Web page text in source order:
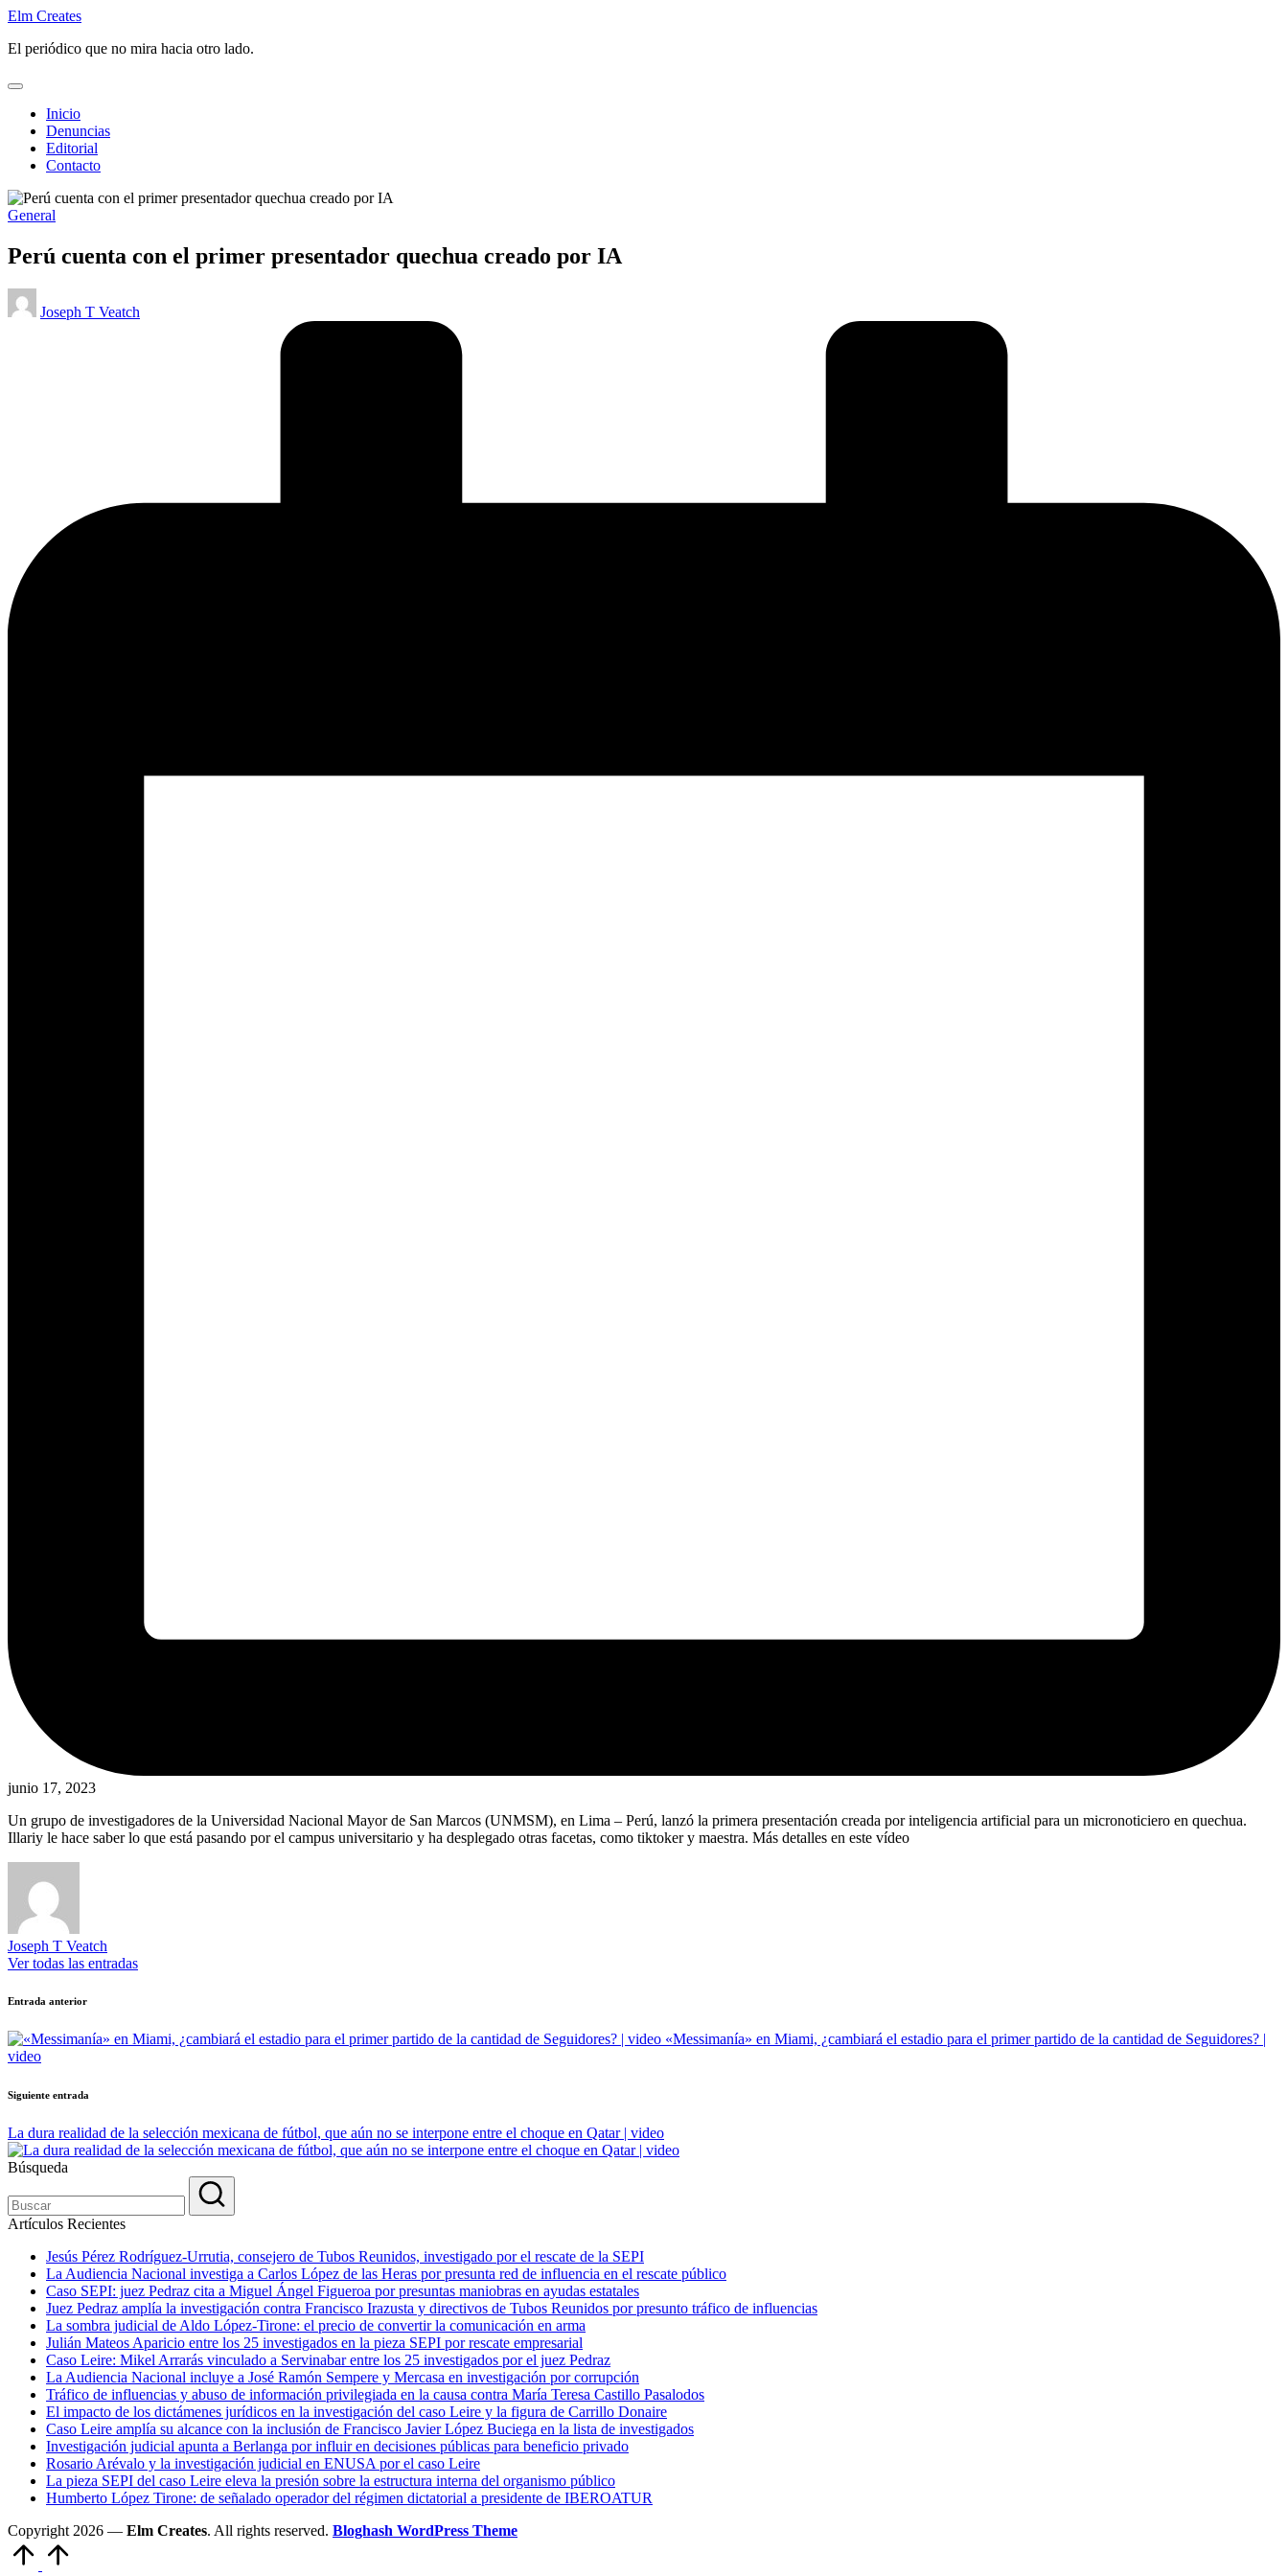
Saltar
contenido
Elm Creates
El periódico que no mira hacia otro lado.
Inicio
Denuncias
Editorial
Contacto
Publicado
General
Perú cuenta con el primer presentador quechua creado por IA
Publicado
por
Joseph T Veatch
junio 17, 2023
Un grupo de investigadores de la Universidad Nacional Mayor de San Marcos (UNMSM), en Lima – Perú, lanzó la primera presentación creada por inteligencia artificial para un micronoticiero en quechua.
Illariy le hace saber lo que está pasando por el campus universitario y ha desplegado otras facetas, como tiktoker y maestra. Más detalles en este vídeo
Joseph T Veatch
Ver todas las entradas
Navegación
de
entradas
Entrada anterior
«Messimanía» en Miami, ¿cambiará el estadio para el primer partido de la cantidad de Seguidores? |
video
Siguiente entrada
La dura realidad de la selección mexicana de fútbol, ​​que aún no se interpone entre el choque en Qatar | video
Búsqueda
Artículos Recientes
Jesús Pérez Rodríguez-Urrutia, consejero de Tubos Reunidos, investigado por el rescate de la SEPI
La Audiencia Nacional investiga a Carlos López de las Heras por presunta red de influencia en el rescate público
Caso SEPI: juez Pedraz cita a Miguel Ángel Figueroa por presuntas maniobras en ayudas estatales
Juez Pedraz amplía la investigación contra Francisco Irazusta y directivos de Tubos Reunidos por presunto tráfico de influencias
La sombra judicial de Aldo López-Tirone: el precio de convertir la comunicación en arma
Julián Mateos Aparicio entre los 25 investigados en la pieza SEPI por rescate empresarial
Caso Leire: Mikel Arrarás vinculado a Servinabar entre los 25 investigados por el juez Pedraz
La Audiencia Nacional incluye a José Ramón Sempere y Mercasa en investigación por corrupción
Tráfico de influencias y abuso de información privilegiada en la causa contra María Teresa Castillo Pasalodos
El impacto de los dictámenes jurídicos en la investigación del caso Leire y la figura de Carrillo Donaire
Caso Leire amplía su alcance con la inclusión de Francisco Javier López Buciega en la lista de investigados
Investigación judicial apunta a Berlanga por influir en decisiones públicas para beneficio privado
Rosario Arévalo y la investigación judicial en ENUSA por el caso Leire
La pieza SEPI del caso Leire eleva la presión sobre la estructura interna del organismo público
Humberto López Tirone: de señalado operador del régimen dictatorial a presidente de IBEROATUR
Copyright 2026 — Elm Creates. All rights reserved. Bloghash WordPress Theme